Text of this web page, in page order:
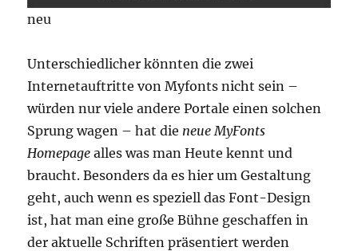
neu
Unterschiedlicher könnten die zwei
Internetauftritte von Myfonts nicht sein –
würden nur viele andere Portale einen solchen
Sprung wagen – hat die neue MyFonts
Homepage alles was man Heute kennt und
braucht. Besonders da es hier um Gestaltung
geht, auch wenn es speziell das Font-Design
ist, hat man eine große Bühne geschaffen in
der aktuelle Schriften präsentiert werden